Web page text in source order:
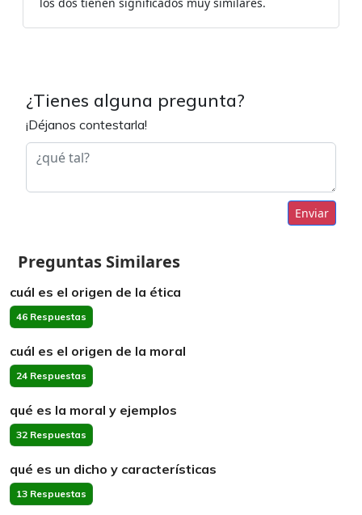
¿Tienes alguna pregunta?
¡Déjanos contestarla!
Enviar
Preguntas Similares
cuál es el origen de la ética
46 Respuestas
cuál es el origen de la moral
24 Respuestas
qué es la moral y ejemplos
32 Respuestas
qué es un dicho y características
13 Respuestas